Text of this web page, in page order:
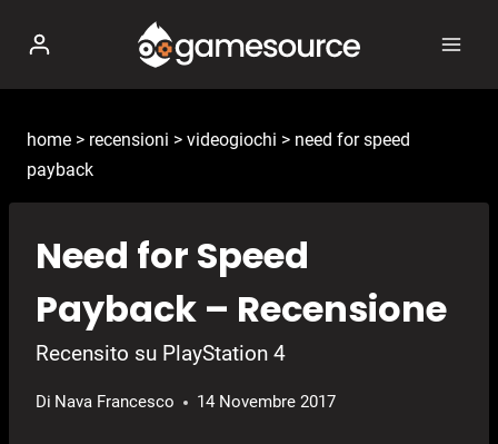
contenuto
home > recensioni > videogiochi > need for speed
payback
Need for Speed
Payback – Recensione
Recensito su PlayStation 4
Di Nava Francesco 14 Novembre 2017